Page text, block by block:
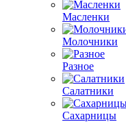
Масленки
Молочники
Разное
Салатники
Сахарницы